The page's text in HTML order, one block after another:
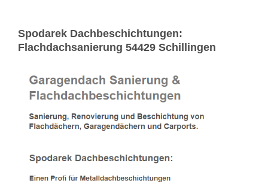
Spodarek Dachbeschichtungen:
Flachdachsanierung 54429 Schillingen